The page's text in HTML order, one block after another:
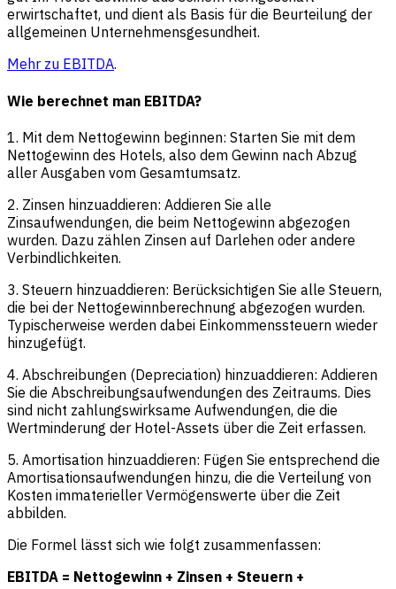
erwirtschaftet, und dient als Basis für die Beurteilung der
allgemeinen Unternehmensgesundheit.
Mehr zu EBITDA.
Wie berechnet man EBITDA?
1. Mit dem Nettogewinn beginnen: Starten Sie mit dem
Nettogewinn des Hotels, also dem Gewinn nach Abzug
aller Ausgaben vom Gesamtumsatz.
2. Zinsen hinzuaddieren: Addieren Sie alle
Zinsaufwendungen, die beim Nettogewinn abgezogen
wurden. Dazu zählen Zinsen auf Darlehen oder andere
Verbindlichkeiten.
3. Steuern hinzuaddieren: Berücksichtigen Sie alle Steuern,
die bei der Nettogewinnberechnung abgezogen wurden.
Typischerweise werden dabei Einkommenssteuern wieder
hinzugefügt.
4. Abschreibungen (Depreciation) hinzuaddieren: Addieren
Sie die Abschreibungsaufwendungen des Zeitraums. Dies
sind nicht zahlungswirksame Aufwendungen, die die
Wertminderung der Hotel-Assets über die Zeit erfassen.
5. Amortisation hinzuaddieren: Fügen Sie entsprechend die
Amortisationsaufwendungen hinzu, die die Verteilung von
Kosten immaterieller Vermögenswerte über die Zeit
abbilden.
Die Formel lässt sich wie folgt zusammenfassen:
EBITDA = Nettogewinn + Zinsen + Steuern +